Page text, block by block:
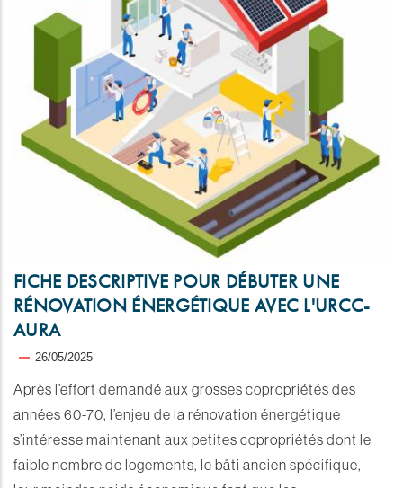
FICHE DESCRIPTIVE POUR DÉBUTER UNE
RÉNOVATION ÉNERGÉTIQUE AVEC L'URCC-
AURA
26/05/2025
Après l’effort demandé aux grosses copropriétés des
années 60-70, l’enjeu de la rénovation énergétique
s’intéresse maintenant aux petites copropriétés dont le
faible nombre de logements, le bâti ancien spécifique,